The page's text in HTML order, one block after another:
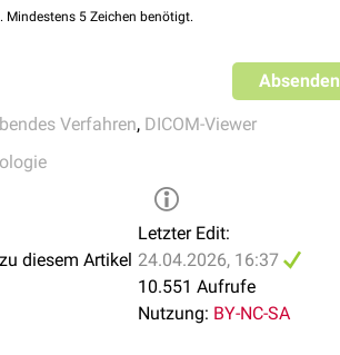
Mindestens 5 Zeichen benötigt.
Absenden
Verfahren, DICOM-Viewer
diesem Artikel
Letzter Edit:
24.04.2026, 16:37
10.551 Aufrufe
Nutzung: BY-NC-SA